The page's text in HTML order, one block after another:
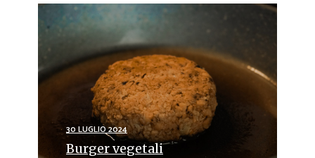
30 LUGLIO 2024
Burger vegetali